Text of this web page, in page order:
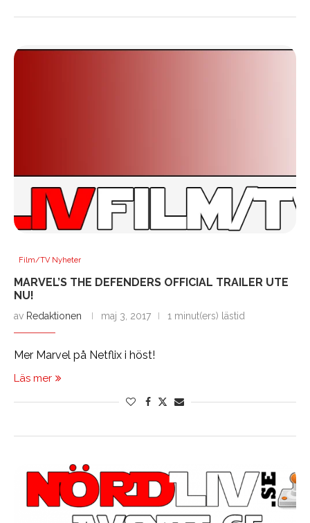
Film/TV Nyheter
MARVEL’S THE DEFENDERS OFFICIAL TRAILER UTE
NU!
av Redaktionen maj 3, 2017 1 minut(ers) lästid
Mer Marvel på Netflix i höst!
Läs mer